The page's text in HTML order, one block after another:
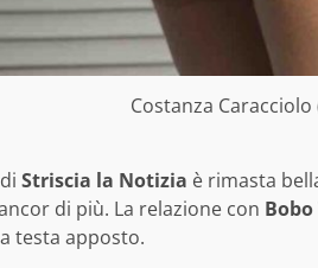
Costanza
di Striscia la Notizia è rimasta
di più. La relazione con
testa apposto.